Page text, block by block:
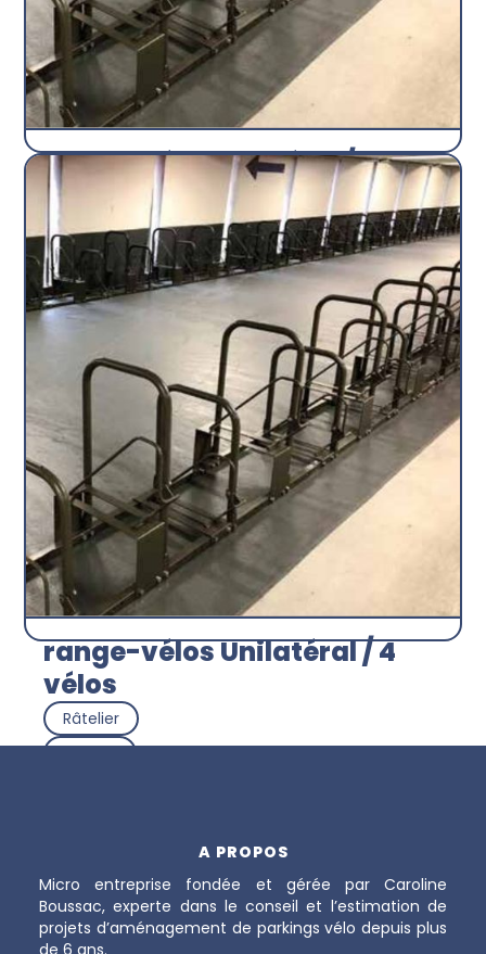
range-vélos Bilatéral / 8
vélos
Râtelier
SEMCO
Découvrir
range-vélos Unilatéral / 4
vélos
Râtelier
SEMCO
A PROPOS
Micro entreprise fondée et gérée par Caroline
Boussac, experte dans le conseil et l’estimation de
projets d’aménagement de parkings vélo depuis plus
de 6 ans.